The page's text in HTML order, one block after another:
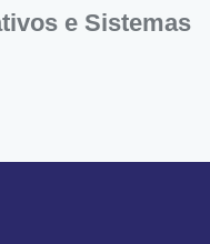
e Sistemas